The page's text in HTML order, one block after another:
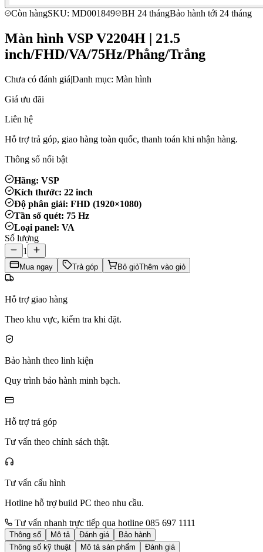
Còn hàngSKU: MD001849 BH 24 thángBảo hành tới 24 tháng
Màn hình VSP V2204H | 21.5
inch/FHD/VA/75Hz/Phẳng/Trắng
Chưa có đánh giá|Danh mục: Màn hình
Giá ưu đãi
Liên hệ
Hỗ trợ trả góp, giao hàng toàn quốc, thanh toán khi nhận hàng.
Thông số nổi bật
Hãng: VSP
Kích thước: 22 inch
Độ phân giải: FHD (1920×1080)
Tần số quét: 75 Hz
Loại panel: VA
Số lượng
1
Mua ngay Trả góp Bỏ giỏThêm vào giỏ
Hỗ trợ giao hàng
Theo khu vực, kiểm tra khi đặt.
Bảo hành theo linh kiện
Quy trình bảo hành minh bạch.
Hỗ trợ trả góp
Tư vấn theo chính sách thật.
Tư vấn cấu hình
Hotline hỗ trợ build PC theo nhu cầu.
Tư vấn nhanh trực tiếp qua hotline 085 697 1111
Thông số Mô tả Đánh giá
Bảo hành
Thông số kỹ thuật
Mô tả sản phẩm
Đánh giá